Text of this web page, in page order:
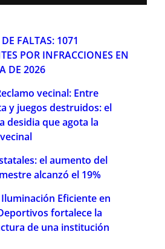
FALTAS: 1071
POR INFRACCIONES EN
DE 2026
vecinal: Entre
y juegos destruidos: el
desidia que agota la
el aumento del
alcanzó el 19%
Iluminación Eficiente en
fortalece la
de una institución